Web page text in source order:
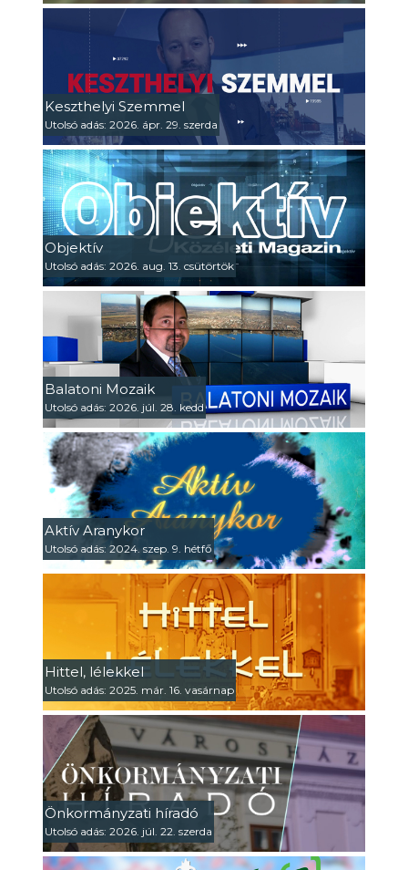
Keszthelyi Szemmel
Utolsó adás: 2026. ápr. 29. szerda
Objektív
Utolsó adás: 2026. aug. 13. csütörtök
Balatoni Mozaik
Utolsó adás: 2026. júl. 28. kedd
Aktív Aranykor
Utolsó adás: 2024. szep. 9. hétfő
Hittel, lélekkel
Utolsó adás: 2025. már. 16. vasárnap
Önkormányzati híradó
Utolsó adás: 2026. júl. 22. szerda